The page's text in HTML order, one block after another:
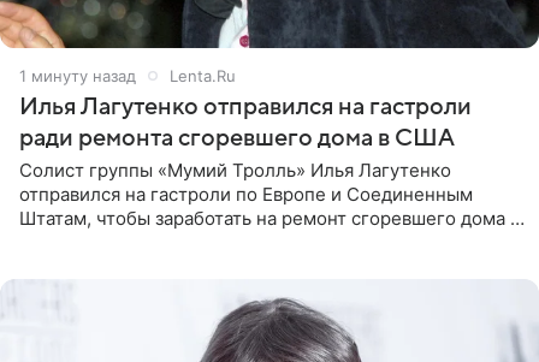
1 минуту назад Lenta.Ru
Илья Лагутенко отправился на гастроли
ради ремонта сгоревшего дома в США
Солист группы «Мумий Тролль» Илья Лагутенко
отправился на гастроли по Европе и Соединенным
Штатам, чтобы заработать на ремонт сгоревшего дома в